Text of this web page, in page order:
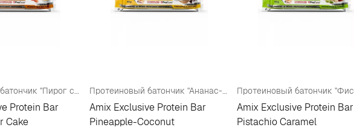
Протеиновый батончик "Пирог с арахисовым маслом"
Protein Bar
Cake
Протеиновый батончик "Ананас-Кокос"
Amix Exclusive Protein Bar
Pineapple-Coconut
Amix Exclusive Protein Bar
Pistachio Caramel